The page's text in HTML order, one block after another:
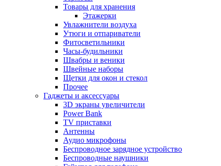
Товары для хранения
Этажерки
Увлажнители воздуха
Утюги и отпариватели
Фитосветильники
Часы-будильники
Швабры и веники
Швейные наборы
Щетки для окон и стекол
Прочее
Гаджеты и аксессуары
3D экраны увеличители
Power Bank
TV приставки
Антенны
Аудио микрофоны
Беспроводное зарядное устройство
Беспроводные наушники